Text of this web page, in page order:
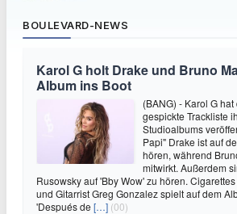
BOULEVARD-NEWS
Karol G holt Drake und Bruno
Album ins Boot
(BANG) - Karol G
gespickte Trackliste
Studioalbums
Papi" Drake ist auf
hören, während
mitwirkt. Außerdem
Rusowsky auf 'Bby Wow' zu hören.
und Gitarrist Greg Gonzalez spielt auf dem
'Después de […] (00)